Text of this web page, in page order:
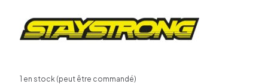
1 en stock (peut être commandé)